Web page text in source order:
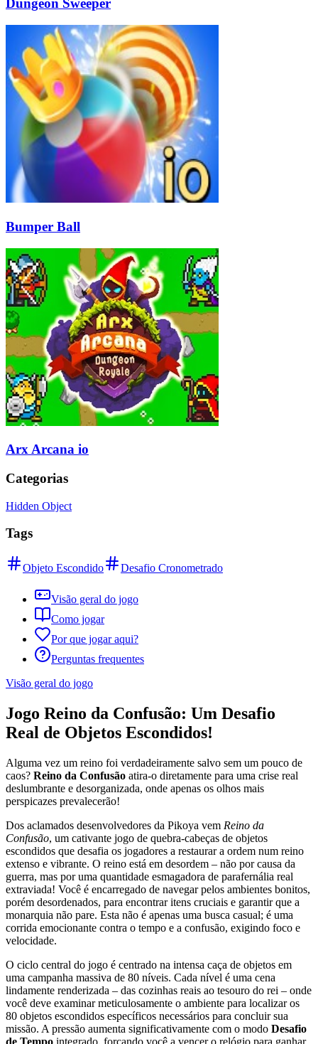
Dungeon Sweeper
Bumper Ball
Arx Arcana io
Categorias
Hidden Object
Tags
Objeto Escondido Desafio Cronometrado
Visão geral do jogo
Como jogar
Por que jogar aqui?
Perguntas frequentes
Visão geral do jogo
Jogo Reino da Confusão: Um Desafio
Real de Objetos Escondidos!
Alguma vez um reino foi verdadeiramente salvo sem um pouco de
caos? Reino da Confusão atira-o diretamente para uma crise real
deslumbrante e desorganizada, onde apenas os olhos mais
perspicazes prevalecerão!
Dos aclamados desenvolvedores da Pikoya vem Reino da
Confusão, um cativante jogo de quebra-cabeças de objetos
escondidos que desafia os jogadores a restaurar a ordem num reino
extenso e vibrante. O reino está em desordem – não por causa da
guerra, mas por uma quantidade esmagadora de parafernália real
extraviada! Você é encarregado de navegar pelos ambientes bonitos,
porém desordenados, para encontrar itens cruciais e garantir que a
monarquia não pare. Esta não é apenas uma busca casual; é uma
corrida emocionante contra o tempo e a confusão, exigindo foco e
velocidade.
O ciclo central do jogo é centrado na intensa caça de objetos em
uma campanha massiva de 80 níveis. Cada nível é uma cena
lindamente renderizada – das cozinhas reais ao tesouro do rei – onde
você deve examinar meticulosamente o ambiente para localizar os
80 objetos escondidos específicos necessários para concluir sua
missão. A pressão aumenta significativamente com o modo Desafio
de Tempo integrado, forçando você a vencer o relógio para ganhar